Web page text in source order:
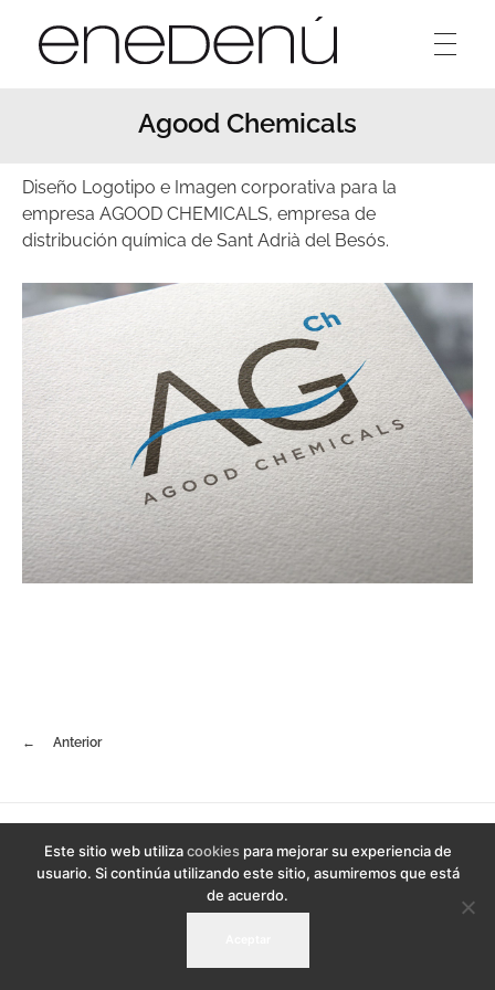
Agood Chemicals
Diseño Logotipo e Imagen corporativa para la
empresa AGOOD CHEMICALS, empresa de
distribución química de Sant Adrià del Besós.
Anterior
© 2019 Company. All rights reserved. Powered by
Phlox Theme
Este sitio web utilizacookiespara mejorar su experiencia de
usuario. Si continúa utilizando este sitio, asumiremos que está
de acuerdo.